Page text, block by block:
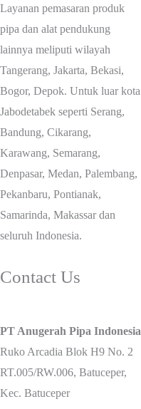
Layanan pemasaran produk
pipa dan alat pendukung
lainnya meliputi wilayah
Tangerang, Jakarta, Bekasi,
Bogor, Depok. Untuk luar kota
Jabodetabek seperti Serang,
Bandung, Cikarang,
Karawang, Semarang,
Denpasar, Medan, Palembang,
Pekanbaru, Pontianak,
Samarinda, Makassar dan
seluruh Indonesia.
Contact Us
PT Anugerah Pipa Indonesia
Ruko Arcadia Blok H9 No. 2
RT.005/RW.006, Batuceper,
Kec. Batuceper